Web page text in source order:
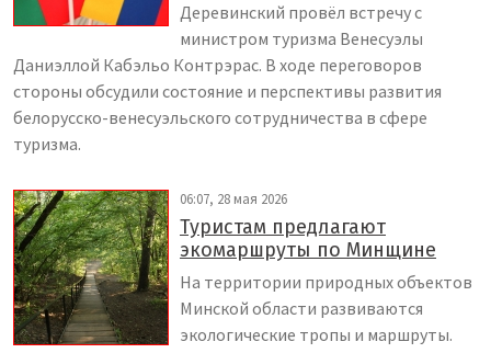
Деревинский провёл встречу с
министром туризма Венесуэлы
Даниэллой Кабэльо Контрэрас. В ходе переговоров
стороны обсудили состояние и перспективы развития
белорусско-венесуэльского сотрудничества в сфере
туризма.
06:07, 28 мая 2026
Туристам предлагают
экомаршруты по Минщине
На территории природных объектов
Минской области развиваются
экологические тропы и маршруты.